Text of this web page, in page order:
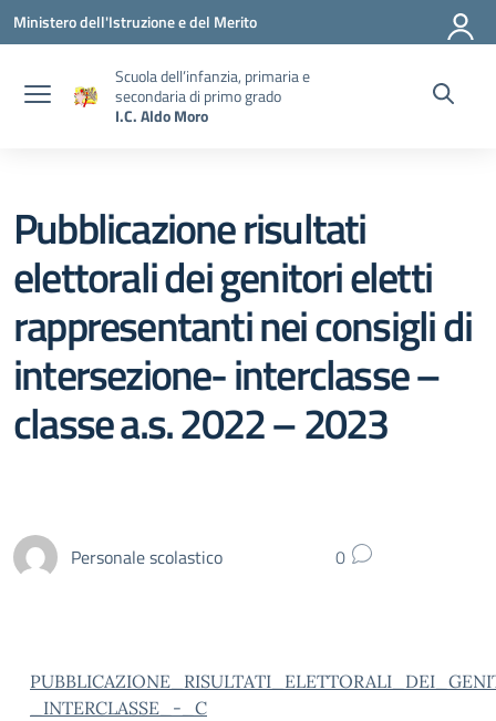
Vai ai contenuti
Vai al menu di navigazione
Vai al footer
Ministero dell'Istruzione e del Merito
Scuola dell’infanzia, primaria e
secondaria di primo grado
I.C. Aldo Moro
Pubblicazione risultati
elettorali dei genitori eletti
rappresentanti nei consigli di
intersezione- interclasse –
classe a.s. 2022 – 2023
Personale scolastico 0
_INTERCLASSE_-_C